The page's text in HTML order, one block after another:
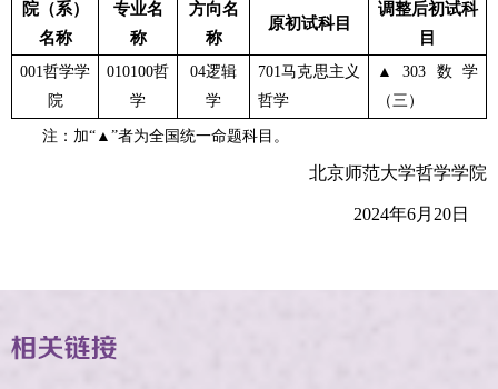
院（系）
名称
专业名
称
方向名
称
原初试科目
调整后初试科
目
001哲学学
院
010100哲
学
04逻辑
学
701马克思主义
哲学
▲303数学
（三）
注：加“▲”者为全国统一命题科目。
北京师范大学哲学学院
2024年6月 20日